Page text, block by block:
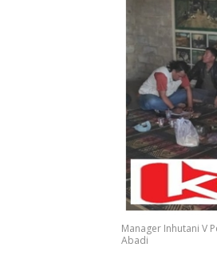
Manager Inhutani V
Abadi